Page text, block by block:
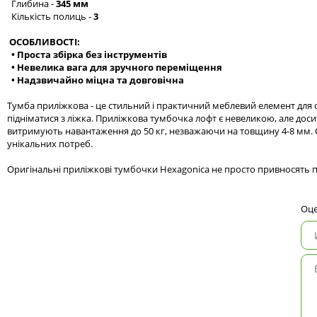
Глибина -345 мм
Кількість полиць -3
ОСОБЛИВОСТІ:
• Проста збірка без інструментів
• Невелика вага для зручного переміщення
• Надзвичайно міцна та довговічна
Тумба приліжкова - це стильний і практичний меблевий елемент для
підніматися з ліжка. Приліжкова тумбочка лофт є невеликою, але
витримують навантаження до 50 кг, незважаючи на товщину 4-8 мм.
унікальних потреб.
Оригінальні приліжкові тумбочки Hexagonica не просто привносять